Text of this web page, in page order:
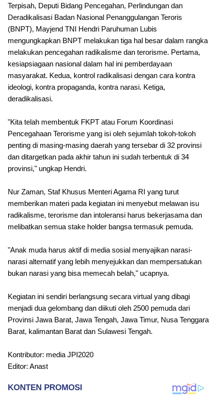
Terpisah, Deputi Bidang Pencegahan, Perlindungan dan
Deradikalisasi Badan Nasional Penanggulangan Teroris
(BNPT), Mayjend TNI Hendri Paruhuman Lubis
mengungkapkan BNPT melakukan tiga hal besar dalam rangka
melakukan pencegahan radikalisme dan terorisme. Pertama,
kesiapsiagaan nasional dalam hal ini pemberdayaan
masyarakat. Kedua, kontrol radikalisasi dengan cara kontra
ideologi, kontra propaganda, kontra narasi. Ketiga,
deradikalisasi.
"Kita telah membentuk FKPT atau Forum Koordinasi
Pencegahaan Terorisme yang isi oleh sejumlah tokoh-tokoh
penting di masing-masing daerah yang tersebar di 32 provinsi
dan ditargetkan pada akhir tahun ini sudah terbentuk di 34
provinsi," ungkap Hendri.
Nur Zaman, Staf Khusus Menteri Agama RI yang turut
memberikan materi pada kegiatan ini menyebut melawan isu
radikalisme, terorisme dan intoleransi harus bekerjasama dan
melibatkan semua stake holder bangsa termasuk pemuda.
"Anak muda harus aktif di media sosial menyajikan narasi-
narasi alternatif yang lebih menyejukkan dan mempersatukan
bukan narasi yang bisa memecah belah," ucapnya.
Kegiatan ini sendiri berlangsung secara virtual yang dibagi
menjadi dua gelombang dan diikuti oleh 2500 pemuda dari
Provinsi Jawa Barat, Jawa Tengah, Jawa Timur, Nusa Tenggara
Barat, kalimantan Barat dan Sulawesi Tengah.
Kontributor: media JPI2020
Editor: Anast